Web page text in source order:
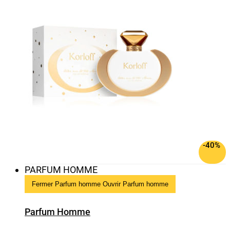
-40%
PARFUM HOMME
Fermer Parfum homme Ouvrir Parfum homme
Parfum Homme